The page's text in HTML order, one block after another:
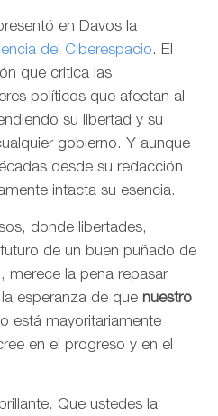
en Davos la
del Ciberespacio. El
que critica las
políticos que afectan al
su libertad y su
gobierno. Y aunque
desde su redacción
intacta su esencia.
donde libertades,
de un buen puñado de
merece la pena repasar
esperanza de que nuestro
está mayoritariamente
en el progreso y en el
Que ustedes la